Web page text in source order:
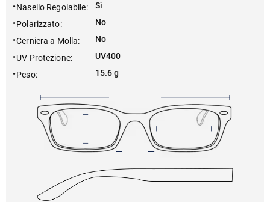
Nasello Regolabile:
Sì
Polarizzato:
No
Cerniera a Molla:
No
UV Protezione:
UV400
Peso: 15.6 g